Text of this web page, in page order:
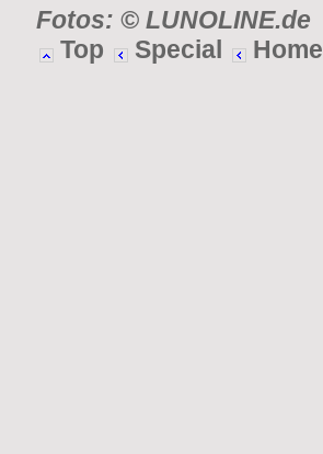
Fotos: © LUNOLINE.de
Top
Special Home